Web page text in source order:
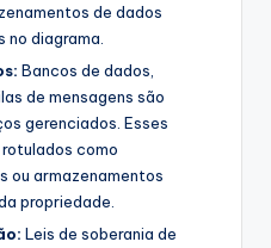
de dados
diagrama.
Bancos de dados,
de mensagens são
gerenciados. Esses
como
ou armazenamentos
propriedade.
Leis de soberania de